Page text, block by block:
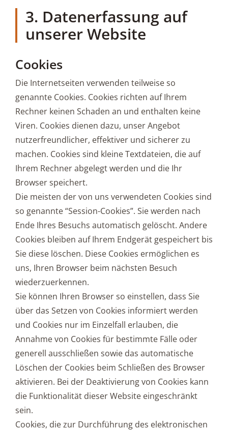
3. Datenerfassung auf
unserer Website
Cookies
Die Internetseiten verwenden teilweise so
genannte Cookies. Cookies richten auf Ihrem
Rechner keinen Schaden an und enthalten keine
Viren. Cookies dienen dazu, unser Angebot
nutzerfreundlicher, effektiver und sicherer zu
machen. Cookies sind kleine Textdateien, die auf
Ihrem Rechner abgelegt werden und die Ihr
Browser speichert.
Die meisten der von uns verwendeten Cookies sind
so genannte “Session-Cookies”. Sie werden nach
Ende Ihres Besuchs automatisch gelöscht. Andere
Cookies bleiben auf Ihrem Endgerät gespeichert bis
Sie diese löschen. Diese Cookies ermöglichen es
uns, Ihren Browser beim nächsten Besuch
wiederzuerkennen.
Sie können Ihren Browser so einstellen, dass Sie
über das Setzen von Cookies informiert werden
und Cookies nur im Einzelfall erlauben, die
Annahme von Cookies für bestimmte Fälle oder
generell ausschließen sowie das automatische
Löschen der Cookies beim Schließen des Browser
aktivieren. Bei der Deaktivierung von Cookies kann
die Funktionalität dieser Website eingeschränkt
sein.
Cookies, die zur Durchführung des elektronischen